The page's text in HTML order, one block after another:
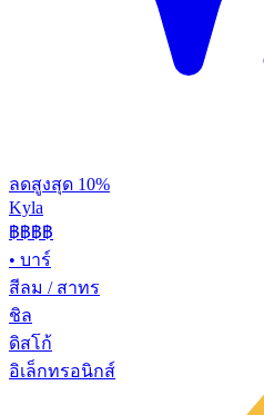
ลดสูงสุด 10%
Kyla
฿฿฿฿
• บาร์
สีลม / สาทร
ชิล
ดิสโก้
อิเล็กทรอนิกส์